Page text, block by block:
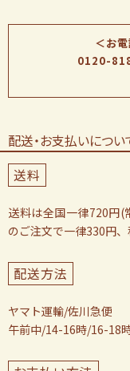
＜お
0120-
配送・お支払いについ
送料
送料は全国一律720円
のご注文で一律330円
配送方法
ヤマト運輸/佐川急便
午前中/14-16時/16-18